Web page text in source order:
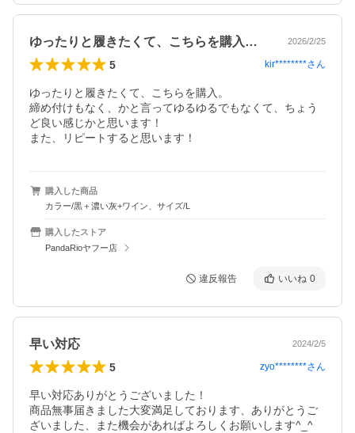
ゆったりと履きたくて、こちらを購入。締… 2026/2/25
5 kir********さん
ゆったりと履きたくて、こちらを購入。
締め付けもなく、かと言ってゆるゆるでもなくて、ちょう
ど良い感じかと思います！
また、リピートすると思います！
購入した商品
カラー/黒＋濃い灰+ワイン、サイズ/L
購入したストア
PandaRioヤフー店
違反報告 いいね 0
早い対応 2024/2/5
5 zyo********さん
早い対応ありがとうございました！
商品無事届きました大変満足しております、ありがとうご
ざいました、また機会があればよろしくお願いします^_^